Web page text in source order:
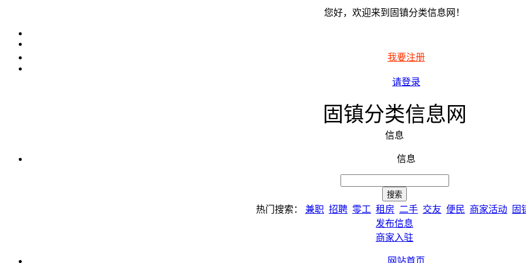
您好，欢迎来到固镇分类信息网！
我要注册
请登录
固镇分类信息网
信息
信息
热门搜索： 兼职 招聘 零工 租房 二手 交友 便民 商家活动
固
发布信息
商家入驻
网站首页